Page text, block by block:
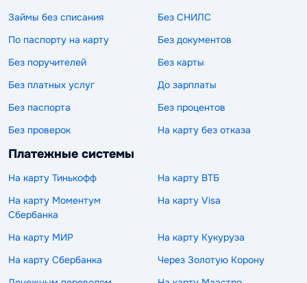
Займы без списания
Без СНИЛС
По паспорту на карту
Без документов
Без поручителей
Без карты
Без платных услуг
До зарплаты
Без паспорта
Без процентов
Без проверок
На карту без отказа
Платежные системы
На карту Тинькофф
На карту ВТБ
На карту Моментум
Сбербанка
На карту Visa
На карту МИР
На карту Кукуруза
На карту Сбербанка
Через Золотую Корону